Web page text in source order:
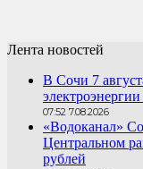
Лента новостей
В Сочи 7
07:52 7.08.2026
«Водоканал»
Центральном
рублей